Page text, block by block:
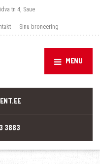
tn 4, Saue
Sinu broneering
MENU
3883